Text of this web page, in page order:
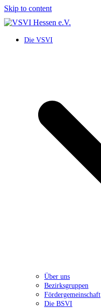
Skip to content
Die VSVI
Über uns
Bezirksgruppen
Fördergemeinschaft
Die BSVI